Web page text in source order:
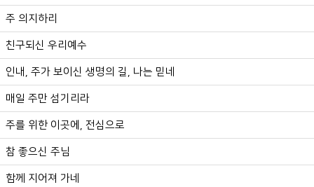
주 의지하리
친구되신 우리예수
인내, 주가 보이신 생명의 길, 나는 믿네
매일 주만 섬기리라
주를 위한 이곳에, 전심으로
참 좋으신 주님
함께 지어져 가네